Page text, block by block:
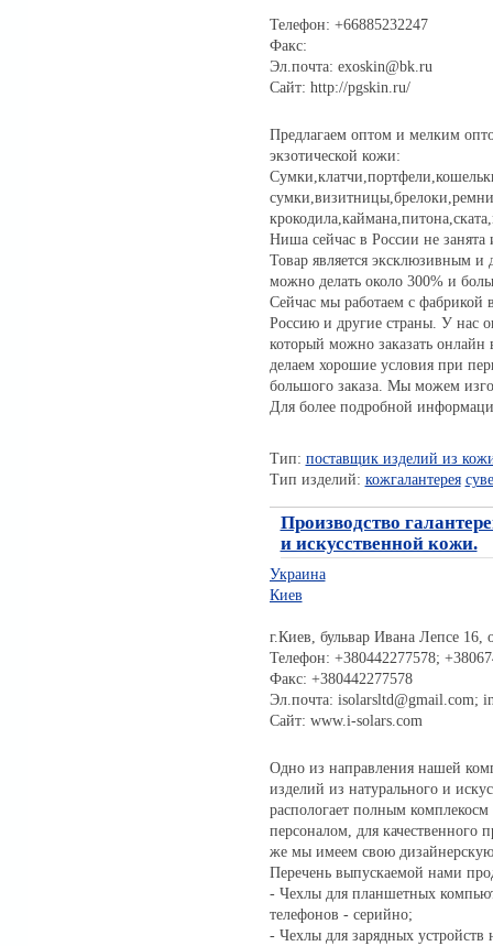
Телефон: +66885232247
Факс:
Эл.почта: exoskin@bk.ru
Сайт: http://pgskin.ru/
Предлагаем оптом и мелким
экзотической кожи:
Ниша сейчас в России не занята
Товар является эксклюзивным
можно делать около 300% и
Сейчас мы работаем с фабрикой
Россию и другие страны. У нас
который можно заказать
делаем хорошие условия при
большого заказа. Мы можем
Для более подробной
Тип: поставщик изделий из
Тип изделий: кожгалантерея
Производство
и искусственной кожи.
Украина
Киев
г.Киев, бульвар Ивана Лепсе 16,
Телефон: +380442277578;
Факс: +380442277578
Эл.почта: isolarsltd@gmail.com;
Сайт: www.i-solars.com
Одно из направления нашей
изделий из натурального и
распологает полным
персоналом, для качественного
же мы имеем свою
Перечень выпускаемой нами
- Чехлы для планшетных
телефонов - серийно;
- Чехлы для зарядных устройств